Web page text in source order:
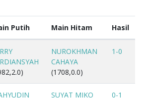
Putih Main Hitam Hasil
NUROKHMAN
CAHAYA
(1708,0.0)
1-0
SUYAT MIKO
0-1